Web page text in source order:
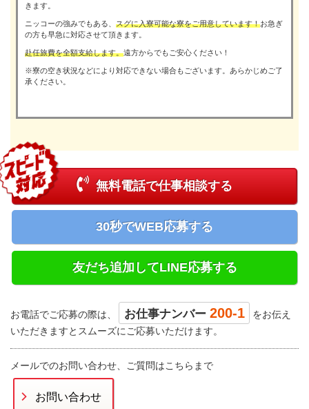
きます。
ニッコーの強みでもある、スグに入寮可能な寮をご用意しています！お急ぎ
の方も早急に対応させて頂きます。
赴任旅費を全額支給します。遠方からでもご安心ください！
※寮の空き状況などにより対応できない場合もございます。あらかじめご了
承ください。
無料電話で仕事相談する
30秒でWEB応募する
友だち追加してLINE応募する
お電話でご応募の際は、 お仕事ナンバー 200-1
をお伝え
いただきますとスムーズにご応募いただけます。
メールでのお問い合わせ、ご質問はこちらまで
お問い合わせ